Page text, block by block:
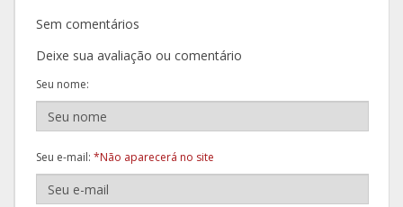
Sem comentários
Deixe sua avaliação ou comentário
Seu nome:
Seu e-mail: *Não aparecerá no site